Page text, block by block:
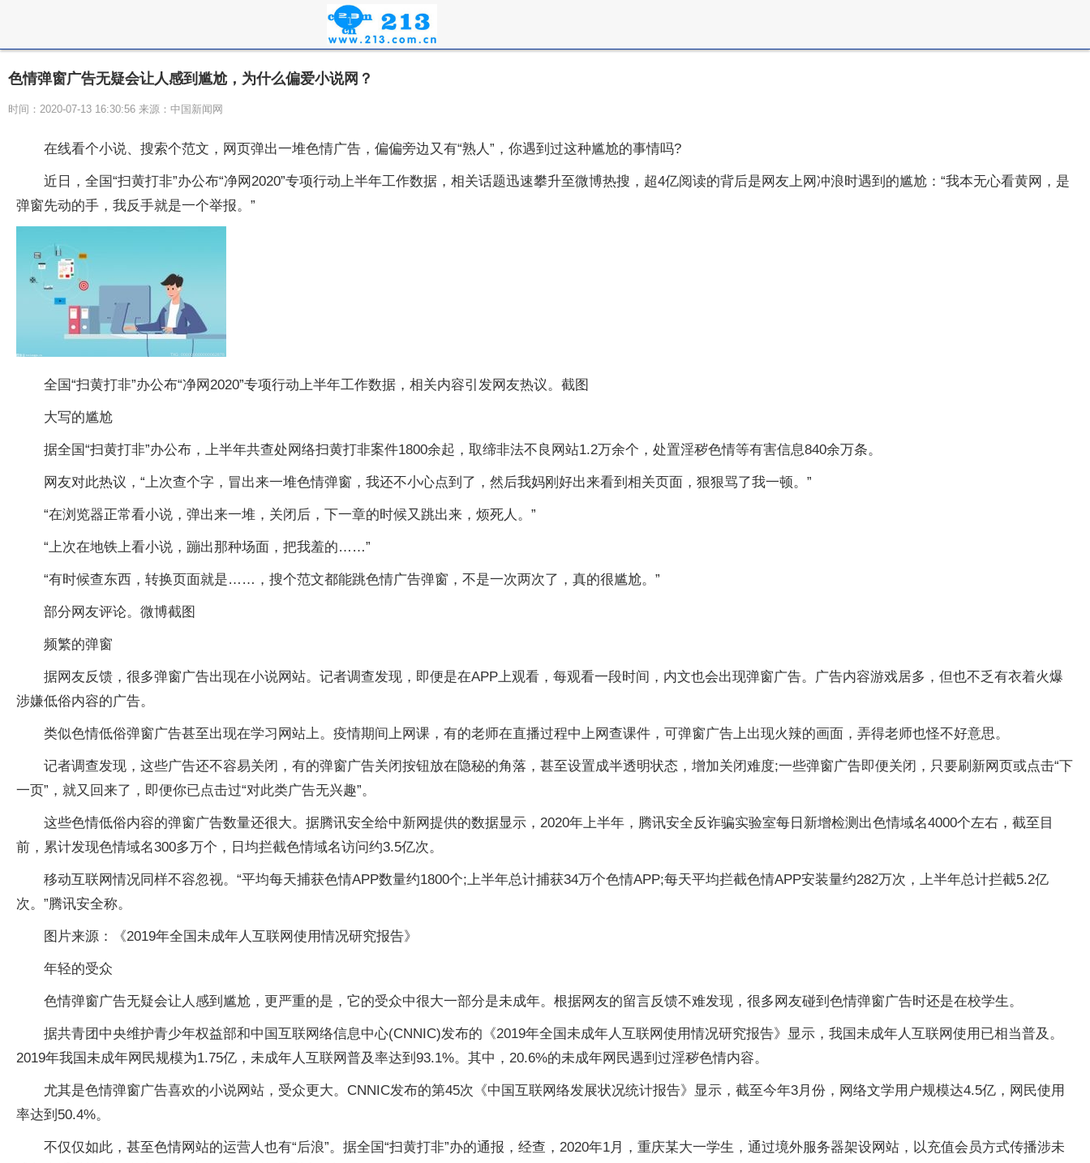
色情弹窗广告无疑会让人感到尴尬，为什么偏爱小说网？
时间：2020-07-13 16:30:56 来源：中国新闻网
在线看个小说、搜索个范文，网页弹出一堆色情广告，偏偏旁边又有“熟人”，你遇到过这种尴尬的事情吗?
近日，全国“扫黄打非”办公布“净网2020”专项行动上半年工作数据，相关话题迅速攀升至微博热搜，超4亿阅读的背后是网友上网冲浪时遇到的尴尬：“我本无心看黄网，是
弹窗先动的手，我反手就是一个举报。”
全国“扫黄打非”办公布“净网2020”专项行动上半年工作数据，相关内容引发网友热议。截图
大写的尴尬
据全国“扫黄打非”办公布，上半年共查处网络扫黄打非案件1800余起，取缔非法不良网站1.2万余个，处置淫秽色情等有害信息840余万条。
网友对此热议，“上次查个字，冒出来一堆色情弹窗，我还不小心点到了，然后我妈刚好出来看到相关页面，狠狠骂了我一顿。”
“在浏览器正常看小说，弹出来一堆，关闭后，下一章的时候又跳出来，烦死人。”
“上次在地铁上看小说，蹦出那种场面，把我羞的……”
“有时候查东西，转换页面就是……，搜个范文都能跳色情广告弹窗，不是一次两次了，真的很尴尬。”
部分网友评论。微博截图
频繁的弹窗
据网友反馈，很多弹窗广告出现在小说网站。记者调查发现，即便是在APP上观看，每观看一段时间，内文也会出现弹窗广告。广告内容游戏居多，但也不乏有衣着火爆
涉嫌低俗内容的广告。
类似色情低俗弹窗广告甚至出现在学习网站上。疫情期间上网课，有的老师在直播过程中上网查课件，可弹窗广告上出现火辣的画面，弄得老师也怪不好意思。
记者调查发现，这些广告还不容易关闭，有的弹窗广告关闭按钮放在隐秘的角落，甚至设置成半透明状态，增加关闭难度;一些弹窗广告即便关闭，只要刷新网页或点击“下
一页”，就又回来了，即便你已点击过“对此类广告无兴趣”。
这些色情低俗内容的弹窗广告数量还很大。据腾讯安全给中新网提供的数据显示，2020年上半年，腾讯安全反诈骗实验室每日新增检测出色情域名4000个左右，截至目
前，累计发现色情域名300多万个，日均拦截色情域名访问约3.5亿次。
移动互联网情况同样不容忽视。“平均每天捕获色情APP数量约1800个;上半年总计捕获34万个色情APP;每天平均拦截色情APP安装量约282万次，上半年总计拦截5.2亿
次。”腾讯安全称。
图片来源：《2019年全国未成年人互联网使用情况研究报告》
年轻的受众
色情弹窗广告无疑会让人感到尴尬，更严重的是，它的受众中很大一部分是未成年。根据网友的留言反馈不难发现，很多网友碰到色情弹窗广告时还是在校学生。
据共青团中央维护青少年权益部和中国互联网络信息中心(CNNIC)发布的《2019年全国未成年人互联网使用情况研究报告》显示，我国未成年人互联网使用已相当普及。
2019年我国未成年网民规模为1.75亿，未成年人互联网普及率达到93.1%。其中，20.6%的未成年网民遇到过淫秽色情内容。
尤其是色情弹窗广告喜欢的小说网站，受众更大。CNNIC发布的第45次《中国互联网络发展状况统计报告》显示，截至今年3月份，网络文学用户规模达4.5亿，网民使用
率达到50.4%。
不仅仅如此，甚至色情网站的运营人也有“后浪”。据全国“扫黄打非”办的通报，经查，2020年1月，重庆某大一学生，通过境外服务器架设网站，以充值会员方式传播涉未